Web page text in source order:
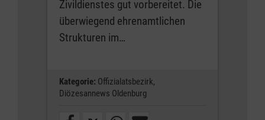
Zivildienstes gut vorbereitet. Die
überwiegend ehrenamtlichen
Strukturen im…
Kategorie: Offizialatsbezirk,
Diözesannews Oldenburg